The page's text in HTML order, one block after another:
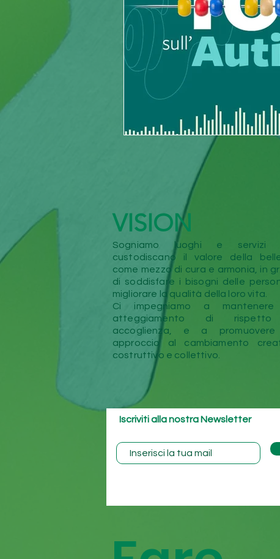
VISION
Sogniamo luoghi e servizi
custodiscano il valore della
come mezzo di cura e armonia, in
di soddisfare i bisogni delle
migliorare la qualità della loro vita.
Ci impegniamo a
atteggiamento di
accoglienza, e a
approccio al cambiamento
costruttivo e collettivo.
Iscriviti alla nostraNewsletter